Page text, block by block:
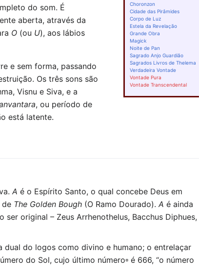
Choronzon
Cidade das Pirâmides
Corpo de Luz
Estela da Revelação
Grande Obra
Magick
Noite de Pan
Sagrado Anjo Guardião
Sagrados Livros de Thelema
Verdadeira Vontade
Vontade Pura
Vontade Transcendental
do som. É
aberta, através da
O (ou U), aos lábios
e sem forma, passando
Os três sons são
Visnu e Siva, e a
, ou período de
está latente.
A é o Espírito Santo, o qual concebe Deus em
de The Golden Bough (O Ramo Dourado).A é ainda
ser original – Zeus Arrhenothelus, Bacchus Diphues,
do logos como divino e humano; o entrelaçar
do Sol, cujo último número▫ é 666, “o número